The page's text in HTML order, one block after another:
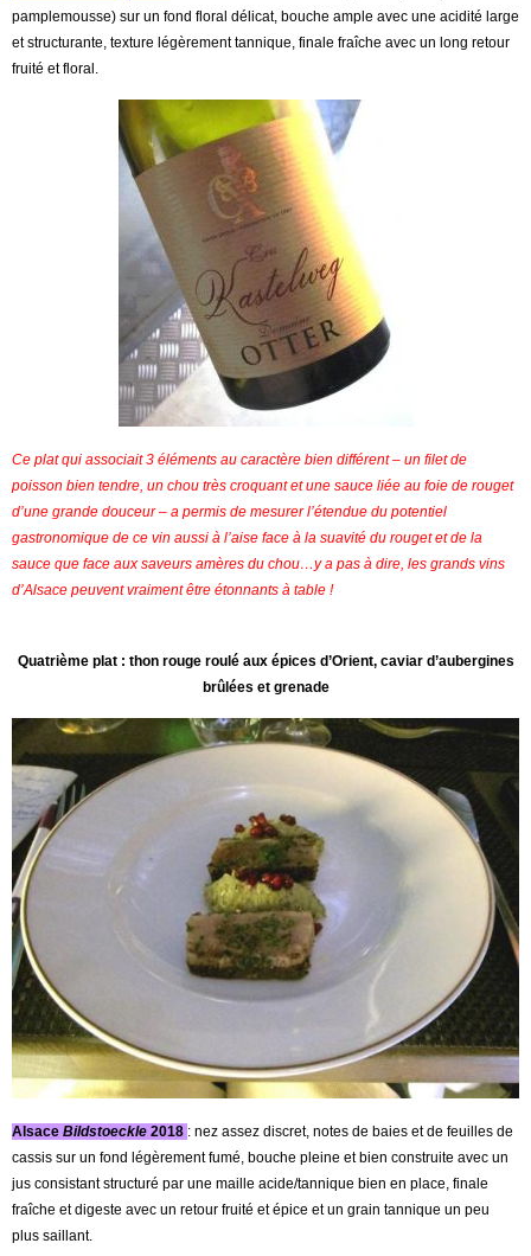
pamplemousse) sur un fond floral délicat, bouche ample avec une acidité large
et structurante, texture légèrement tannique, finale fraîche avec un long retour
fruité et floral.
Ce plat qui associait 3 éléments au caractère bien différent – un filet de
poisson bien tendre, un chou très croquant et une sauce liée au foie de rouget
d’une grande douceur – a permis de mesurer l’étendue du potentiel
gastronomique de ce vin aussi à l’aise face à la suavité du rouget et de la
sauce que face aux saveurs amères du chou…y a pas à dire, les grands vins
d’Alsace peuvent vraiment être étonnants à table !
Quatrième plat : thon rouge roulé aux épices d’Orient, caviar d’aubergines
brûlées et grenade
Alsace Bildstoeckle 2018 : nez assez discret, notes de baies et de feuilles de
cassis sur un fond légèrement fumé, bouche pleine et bien construite avec un
jus consistant structuré par une maille acide/tannique bien en place, finale
fraîche et digeste avec un retour fruité et épice et un grain tannique un peu
plus saillant.